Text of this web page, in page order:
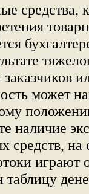
средства,
может
наличие
средств,
играют
таблицу